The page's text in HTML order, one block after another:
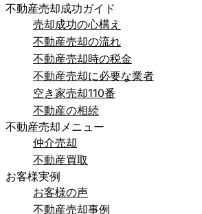
不動産売却成功ガイド
売却成功の心構え
不動産売却の流れ
不動産売却時の税金
不動産売却に必要な業者
空き家売却110番
不動産の相続
不動産売却メニュー
仲介売却
不動産買取
お客様実例
お客様の声
不動産売却事例